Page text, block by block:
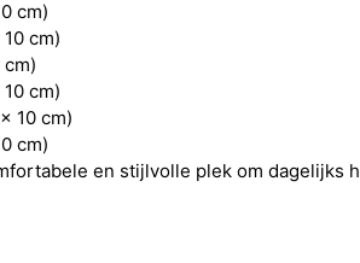
cm)
cm)
cm)
10 cm)
cm)
en stijlvolle plek om dagelijks